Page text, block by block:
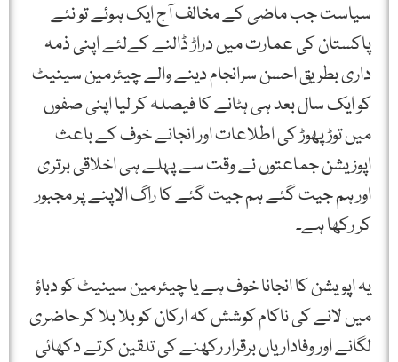
سیاست جب ماضی کے مخالف آج ایک ہوئے تو نئے
پاکستان کی عمارت میں دراڑ ڈالنے کےلئے اپنی ذمہ
داری بطریق احسن سرانجام دینے والے چیئرمین سینیٹ
کو ایک سال بعد ہی ہٹانے کا فیصلہ کر لیا اپنی صفوں
میں توڑ پھوڑ کی اطلاعات اور انجانے خوف کے باعث
اپوزیشن جماعتوں نے وقت سے پہلے ہی اخلاقی برتری
اور ہم جیت گئے ہم جیت گئے کا راگ الاپنے پر مجبور
کر رکھا ہے۔
یہ اپویشن کا انجانا خوف ہے یا چیئرمین سینیٹ کو دباؤ
میں لانے کی ناکام کوشش کہ ارکان کو بلا بلا کر حاضری
لگانے اور وفاداریاں برقرار رکھنے کی تلقین کرتے دکھائی